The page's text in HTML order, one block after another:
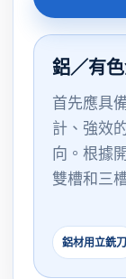
鋁／有
首先應具
計、強效
向。根據
雙槽和三
鋁材用立銑刀